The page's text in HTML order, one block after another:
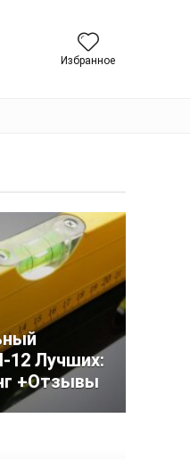
Избранное
12 Лучших:
+Отзывы